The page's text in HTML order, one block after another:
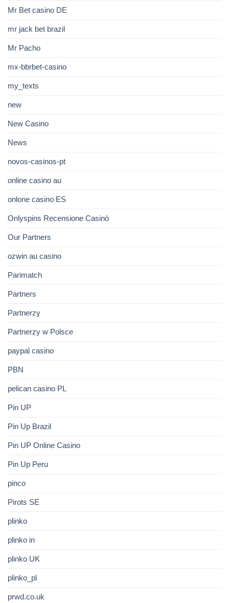
Mr Bet casino DE
mr jack bet brazil
Mr Pacho
mx-bbrbet-casino
my_texts
new
New Casino
News
novos-casinos-pt
online casino au
onlone casino ES
Onlyspins Recensione Casinò
Our Partners
ozwin au casino
Parimatch
Partners
Partnerzy
Partnerzy w Polsce
paypal casino
PBN
pelican casino PL
Pin UP
Pin Up Brazil
Pin UP Online Casino
Pin Up Peru
pinco
Pirots SE
plinko
plinko in
plinko UK
plinko_pl
prwd.co.uk